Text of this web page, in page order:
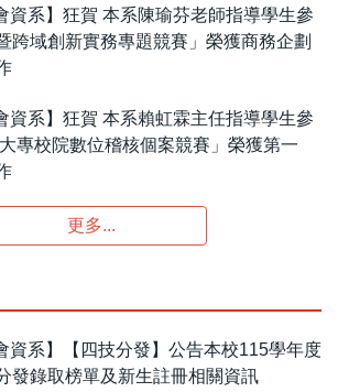
資系】狂賀 本系陳瑜芬老師指導學生參
跨域創新實務專題競賽」榮獲商務企劃
資系】狂賀 本系賴虹霖主任指導學生參
專校院數位稽核個案競賽」榮獲第一
更多...
資系】【四技分發】公告本校115學年度
發錄取榜單及新生註冊相關資訊